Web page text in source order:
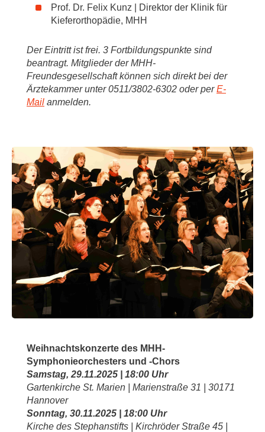
Prof. Dr. Felix Kunz | Direktor der Klinik für
Kieferorthopädie, MHH
Der Eintritt ist frei. 3 Fortbildungspunkte sind
beantragt. Mitglieder der MHH-
Freundesgesellschaft können sich direkt bei der
Ärztekammer unter 0511/3802-6302 oder perE-
Mail anmelden.
Weihnachtskonzerte des MHH-
Symphonieorchesters und -Chors
Samstag, 29.11.2025 | 18:00 Uhr
Gartenkirche St. Marien | Marienstraße 31 | 30171
Hannover
Sonntag, 30.11.2025 | 18:00 Uhr
Kirche des Stephanstifts | Kirchröder Straße 45 |